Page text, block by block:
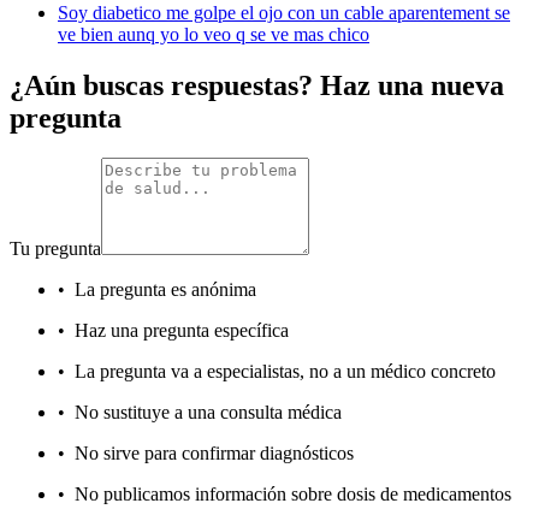
Soy diabetico me golpe el ojo con un cable aparentement se
ve bien aunq yo lo veo q se ve mas chico
¿Aún buscas respuestas? Haz una nueva
pregunta
Tu pregunta
• La pregunta es anónima
• Haz una pregunta específica
• La pregunta va a especialistas, no a un médico concreto
• No sustituye a una consulta médica
• No sirve para confirmar diagnósticos
• No publicamos información sobre dosis de medicamentos